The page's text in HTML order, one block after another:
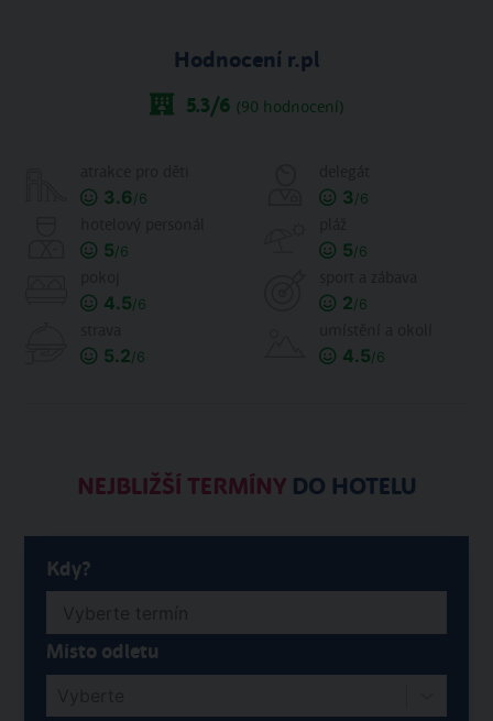
Hodnocení r.pl
5.3/6 (90 hodnocení)
3.6/6 3/6
5/6 5/6
4.5/6 2/6
5.2/6 4.5/6
NEJBLIŽŠÍ TERMÍNYDO HOTELU
Kdy?
Místo odletu